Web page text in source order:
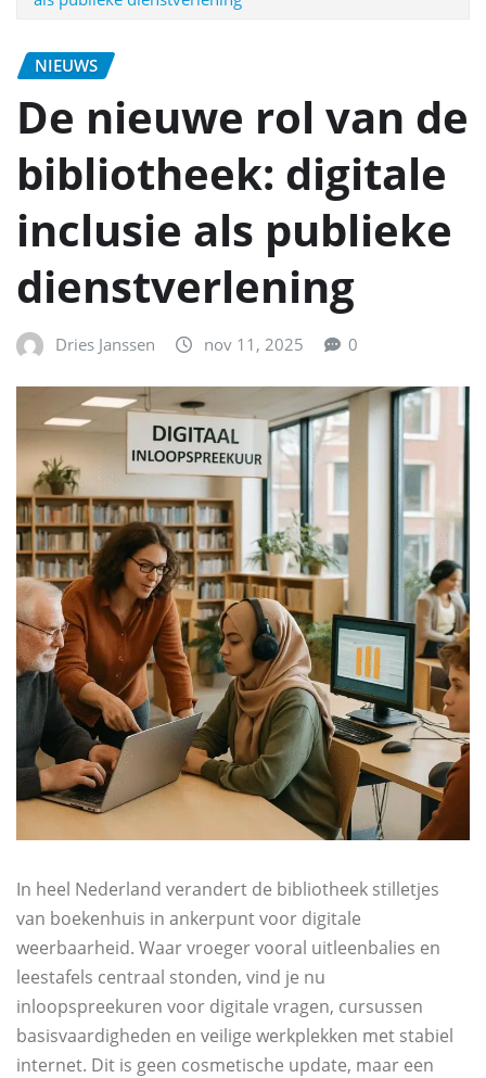
NIEUWS
De nieuwe rol van de
bibliotheek: digitale
inclusie als publieke
dienstverlening
Dries Janssen nov 11, 2025 0
In heel Nederland verandert de bibliotheek stilletjes
van boekenhuis in ankerpunt voor digitale
weerbaarheid. Waar vroeger vooral uitleenbalies en
leestafels centraal stonden, vind je nu
inloopspreekuren voor digitale vragen, cursussen
basisvaardigheden en veilige werkplekken met stabiel
internet. Dit is geen cosmetische update, maar een